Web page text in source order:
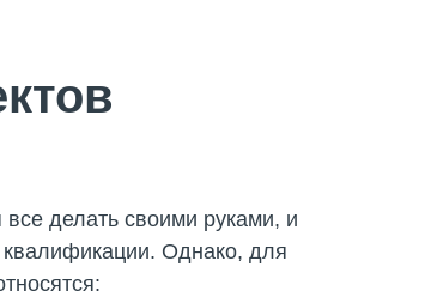
делать своими руками, и
квалификации. Однако, для